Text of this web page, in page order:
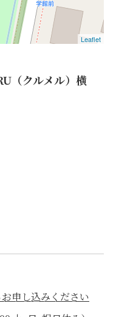
Leaflet
（クルメル）横
申し込みください